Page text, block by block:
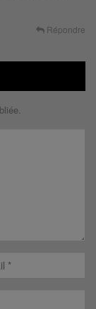
Répondre